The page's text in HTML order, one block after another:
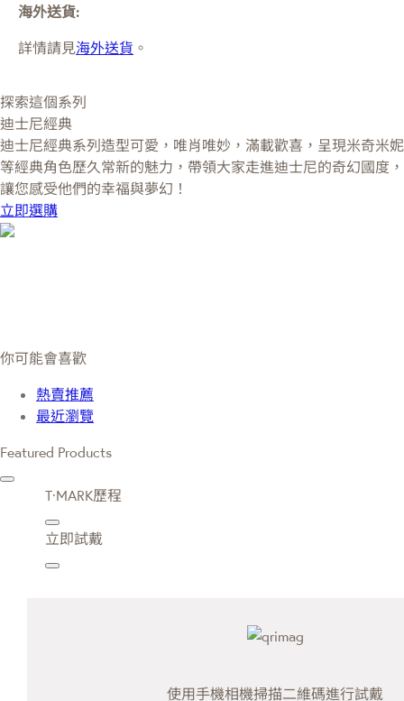
海外送貨:
詳情請見海外送貨 。
探索這個系列
迪士尼經典
迪士尼經典系列造型可愛，唯肖唯妙，滿載歡喜，呈現米奇米妮
等經典角色歷久常新的魅力，帶領大家走進迪士尼的奇幻國度，
讓您感受他們的幸福與夢幻！
立即選購
你可能會喜歡
熱賣推薦
最近瀏覽
Featured Products
T·MARK歷程
立即試戴
使用手機相機掃描二維碼進行試戴